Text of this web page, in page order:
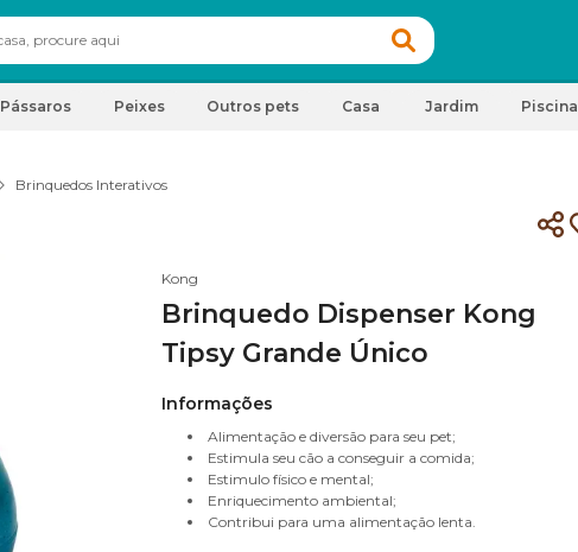
Pássaros Peixes Outros pets Casa Jardim Piscina
Brinquedos Interativos
Kong
Brinquedo Dispenser Kong
Tipsy Grande Único
Informações
Alimentação e diversão para seu pet;
Estimula seu cão a conseguir a comida;
Estimulo físico e mental;
Enriquecimento ambiental;
Contribui para uma alimentação lenta.